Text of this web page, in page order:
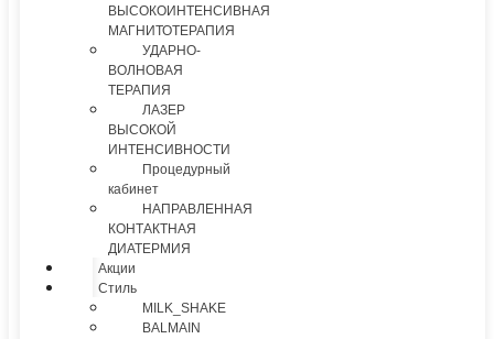
ВЫСОКОИНТЕНСИВНАЯ
МАГНИТОТЕРАПИЯ
УДАРНО-
ВОЛНОВАЯ
ТЕРАПИЯ
ЛАЗЕР
ВЫСОКОЙ
ИНТЕНСИВНОСТИ
Процедурный
кабинет
НАПРАВЛЕННАЯ
КОНТАКТНАЯ
ДИАТЕРМИЯ
Акции
Стиль
MILK_SHAKE
BALMAIN